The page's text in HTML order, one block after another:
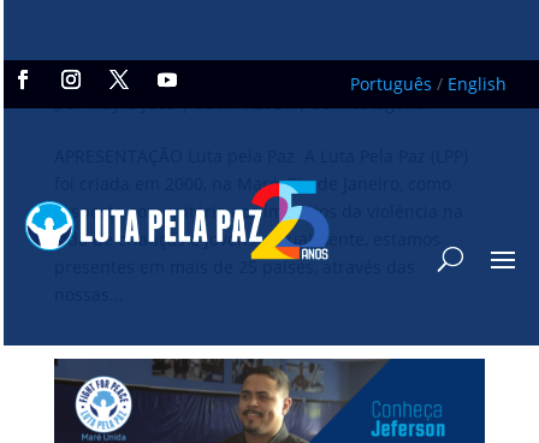
Português / English
EDITAL TREINAMENTO CAMPEÕES NA VIDA
porMayra Jucá|out 14, 2021|Sem categoria
foi criada em 2000, na Maré, Rio de Janeiro, como
resposta comunitária aos impactos da violência na
vida de crianças e jovens. Atualmente, estamos
presentes em mais de 25 países, através das